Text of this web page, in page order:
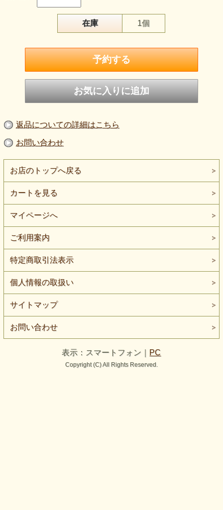
在庫 1個
返品についての詳細はこちら
お問い合わせ
お店のトップへ戻る
カートを見る
マイページへ
ご利用案内
特定商取引法表示
個人情報の取扱い
サイトマップ
お問い合わせ
表示：スマートフォン｜ PC
Copyright (C) All Rights Reserved.